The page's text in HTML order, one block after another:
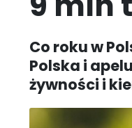
Co roku w
Polska i
żywności i